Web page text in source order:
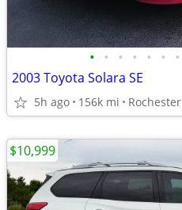
• • • • • • •
2003 Toyota Solara SE
5h ago 156k mi Rochester
$10,999